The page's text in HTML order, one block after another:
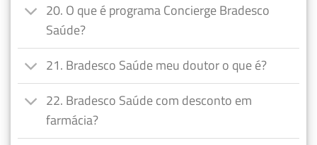
20. O que é programa Concierge Bradesco
Saúde?
21. Bradesco Saúde meu doutor o que é?
22. Bradesco Saúde com desconto em
farmácia?